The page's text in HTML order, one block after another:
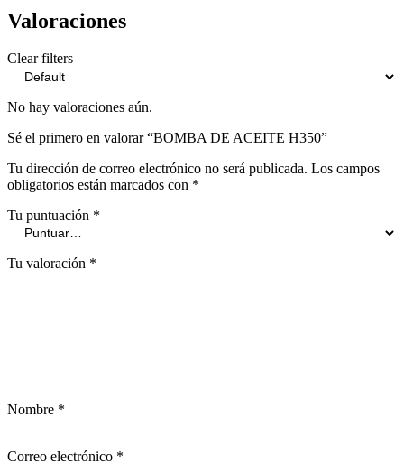
Valoraciones
Clear filters
No hay valoraciones aún.
Sé el primero en valorar “BOMBA DE ACEITE H350”
Tu dirección de correo electrónico no será publicada. Los campos
obligatorios están marcados con *
Tu puntuación *
Tu valoración *
Nombre *
Correo electrónico *